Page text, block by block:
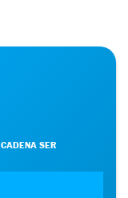
CADENA SER